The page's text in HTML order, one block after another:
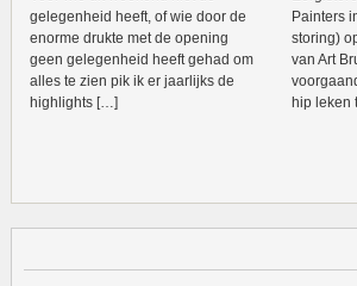
gelegenheid heeft, of wie door de
enorme drukte met de opening
geen gelegenheid heeft gehad om
alles te zien pik ik er jaarlijks de
highlights […]
Painters
storing)
van Art
hip leken